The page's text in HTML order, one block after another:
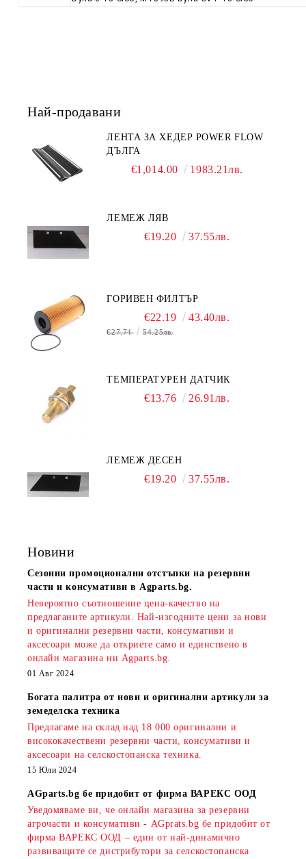
Най-продавани
ЛЕНТА ЗА ХЕДЕР POWER FLOW
ДЪЛГА
€1,014.00 1983.21лв.
ЛЕМЕЖ ЛЯВ
€19.20 37.55лв.
ГОРИВЕН ФИЛТЪР
€22.19 43.40лв.
€27.74 54.25лв.
ТЕМПЕРАТУРЕН ДАТЧИК
€13.76 26.91лв.
ЛЕМЕЖ ДЕСЕН
€19.20 37.55лв.
Новини
Сезонни промоционални отстъпки на резервни
части и консумативи в Agparts.bg.
Невероятно съотношение цена-качество на
предлаганите артикули. Най-изгодните цени за нови
и оригинални резервни части, консумативи и
аксесоари може да откриете само и единствено в
онлайн магазина ни Agparts.bg.
01 Авг 2024
Богата палитра от нови и оригинални артикули за
земеделска техника
Предлагаме на склад над 18 000 оригинални и
висококачествени резервни части, консумативи и
аксесоари на селскостопанска техника.
15 Юли 2024
AGparts.bg бе придобит от фирма ВАРЕКС ООД
Уведомяваме ви, че онлайн магазина за резервни
агрочасти и консумативи - AGprats.bg бе придобит от
фирма ВАРЕКС ООД – един от най-динамично
развиващите се дистрибутори за селскостопанска